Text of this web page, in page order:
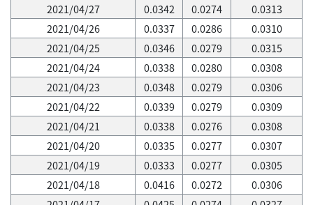
2021/04/27
0.0342 0.0274
0.0313
2021/04/26
0.0337 0.0286
0.0310
2021/04/25
0.0346 0.0279
0.0315
2021/04/24
0.0338 0.0280
0.0308
2021/04/23
0.0348 0.0279
0.0306
2021/04/22
0.0339 0.0279
0.0309
2021/04/21
0.0338 0.0276
0.0308
2021/04/20
0.0335 0.0277
0.0307
2021/04/19
0.0333 0.0277
0.0305
2021/04/18
0.0416 0.0272
0.0306